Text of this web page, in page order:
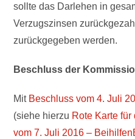
sollte das Darlehen in
Verzugszinsen
zurückgegeben werden.
Beschluss der
Mit Beschluss vom 4. Juli
(siehe hierzu Rote Karte für
vom 7. Juli 2016 –